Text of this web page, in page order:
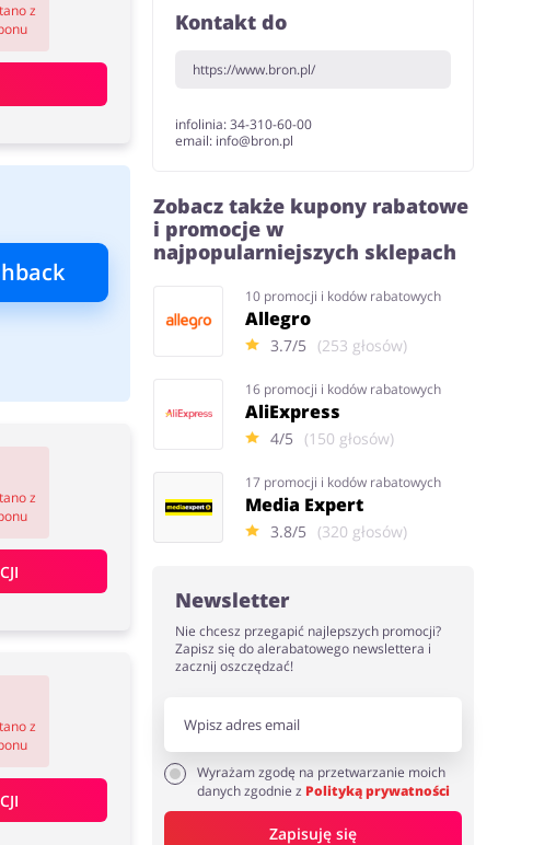
z
z
z
Kontakt do
https://www.bron.pl/
infolinia: 34-310-60-00
email: info@bron.pl
Zobacz także kupony rabatowe
i promocje w
najpopularniejszych sklepach
10 promocji i kodów rabatowych
Allegro
3.7/5 (253 głosów)
16 promocji i kodów rabatowych
AliExpress
4/5 (150 głosów)
17 promocji i kodów rabatowych
Media Expert
3.8/5 (320 głosów)
Newsletter
Nie chcesz przegapić najlepszych promocji?
Zapisz się do alerabatowego newslettera i
zacznij oszczędzać!
Wyrażam zgodę na przetwarzanie moich
danych zgodnie z Polityką prywatności
Zapisuję się